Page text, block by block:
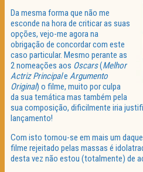
Da mesma forma que não me
esconde na hora de criticar as suas
opções, vejo-me agora na
obrigação de concordar com este
caso particular. Mesmo perante as
2 nomeações aos Oscars(Melhor
Actriz Principale Argumento
Original) o filme, muito por culpa
da sua temática mas também pela
sua composição, dificilmente iria
lançamento!
Com isto tornou-se em mais um
filme rejeitado pelas massas é
desta vez não estou (totalmente) de